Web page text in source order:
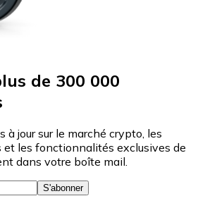
de 300 000
à jour sur le marché crypto, les
et les fonctionnalités exclusives de
dans votre boîte mail.
S'abonner